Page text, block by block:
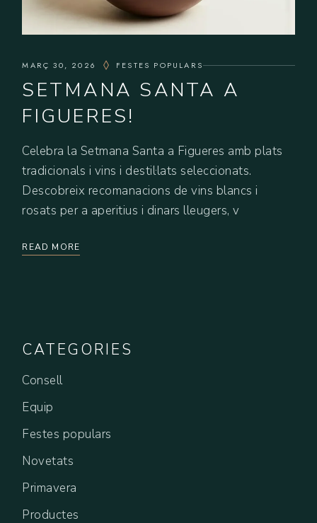
MARÇ 30, 2026 FESTES POPULARS
SETMANA SANTA A
FIGUERES!
Celebra la Setmana Santa a Figueres amb plats
tradicionals i vins i destil·lats seleccionats.
Descobreix recomanacions de vins blancs i
rosats per a aperitius i dinars lleugers, v
READ MORE
CATEGORIES
Consell
Equip
Festes populars
Novetats
Primavera
Productes